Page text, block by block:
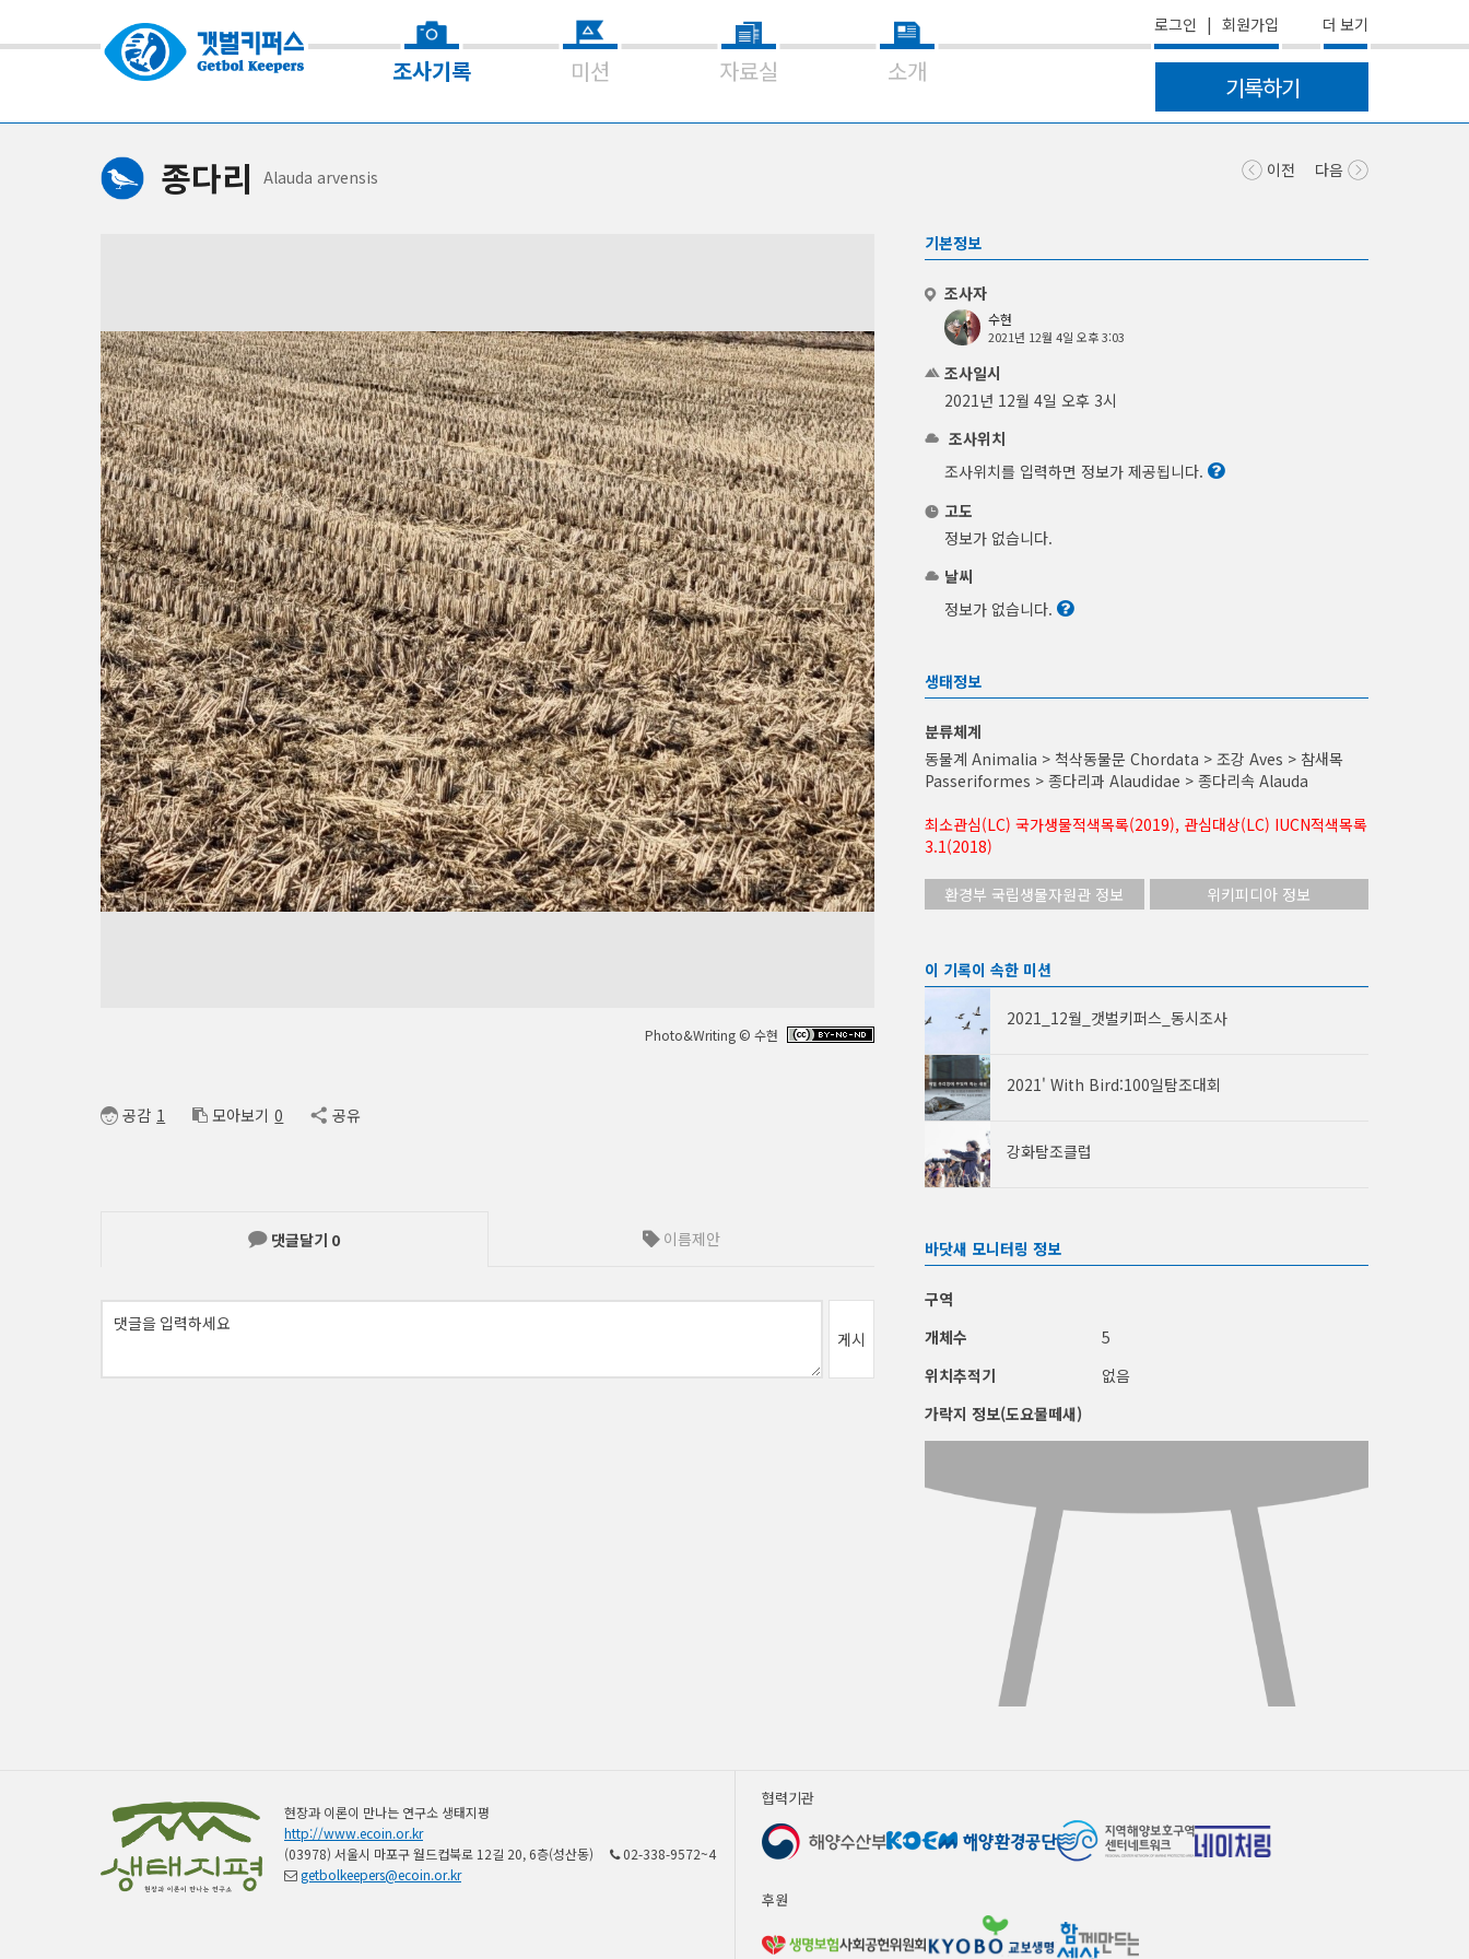
조사기록 미션 자료실 소개
로그인 | 회원가입 더 보기
기록하기
이전 다음
종다리 Alauda arvensis
Photo&Writing © 수현
기본정보
조사자
수현
2021년 12월 4일 오후 3:03
조사일시
2021년 12월 4일 오후 3시
조사위치
조사위치를 입력하면 정보가 제공됩니다.
고도
정보가 없습니다.
날씨
정보가 없습니다.
생태정보
분류체계
동물계 Animalia > 척삭동물문 Chordata > 조강 Aves > 참새목
Passeriformes > 종다리과 Alaudidae > 종다리속 Alauda
최소관심(LC) 국가생물적색목록(2019), 관심대상(LC) IUCN적색목록
3.1(2018)
환경부 국립생물자원관 정보 위키피디아 정보
이 기록이 속한 미션
2021_12월_갯벌키퍼스_동시조사
2021' With Bird:100일탐조대회
강화탐조클럽
바닷새 모니터링 정보
구역
개체수
5
위치추적기
없음
가락지 정보(도요물떼새)
공감 1 모아보기 0 공유
댓글달기 0 이름제안
게시
현장과 이론이 만나는 연구소 생태지평
http://www.ecoin.or.kr
(03978) 서울시 마포구 월드컵북로 12길 20, 6층(성산동)
02-338-9572~4
getbolkeepers@ecoin.or.kr
협력기관
후원